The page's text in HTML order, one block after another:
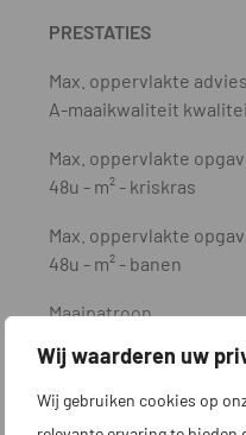
Wij waarderen uw
Wij gebruiken cookies op
PRESTATIES
Max. oppervlakte
A-maaikwaliteit
Max. oppervlakte
48u - m² - kriskras
Max. oppervlakte
48u - m² - banen
Maaipatroon
Automatische